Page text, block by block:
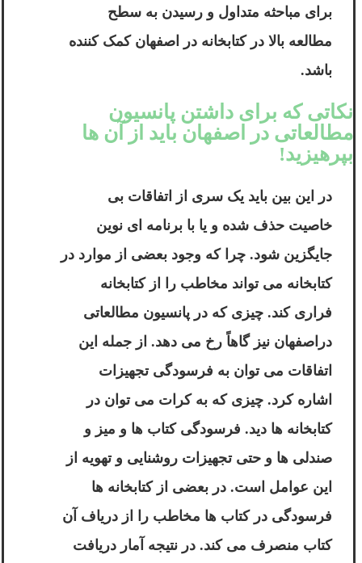
برای مباحثه متداول و رسیدن به سطح
مطالعه بالا در کتابخانه در اصفهان کمک کننده
باشد.
نکاتی که برای داشتن پانسیون
مطالعاتی در اصفهان باید از آن ها
بپرهیزید!
در این بین باید یک سری از اتفاقات بی
خاصیت حذف شده و یا با برنامه ای نوین
جایگزین شود. چرا که وجود بعضی از موارد در
کتابخانه می تواند مخاطب را از کتابخانه
فراری کند. چیزی که در پانسیون مطالعاتی
دراصفهان نیز گاهاً رخ می دهد. از جمله این
اتفاقات می توان به فرسودگی تجهیزات
اشاره کرد. چیزی که به کرات می توان در
کتابخانه ها دید. فرسودگی کتاب ها و میز و
صندلی ها و حتی تجهیزات روشنایی و تهویه از
این عوامل است. در بعضی از کتابخانه ها
فرسودگی در کتاب ها مخاطب را از دریاف آن
کتاب منصرف می کند. در نتیجه آمار دریافت